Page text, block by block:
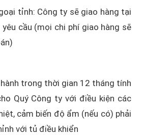
tỉnh: Công ty sẽ giao hàng tại
cầu (mọi chi phí giao hàng sẽ
trong thời gian 12 tháng tính
Quý Công ty với điều kiện các
cảm biến độ ẩm (nếu có) phải
với tủ điều khiển